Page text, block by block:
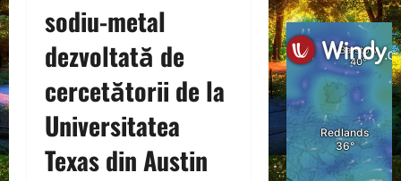
sodiu-metal
dezvoltată de
cercetătorii de la
Universitatea
Texas din Austin